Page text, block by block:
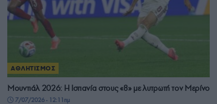
ΑΘΛΗΤΙΣΜΟΣ
Μουντιάλ 2026: Η Ισπανία στους «8» με λυτρωτή τον Μερίνο
7/07/2026 - 12:11πμ